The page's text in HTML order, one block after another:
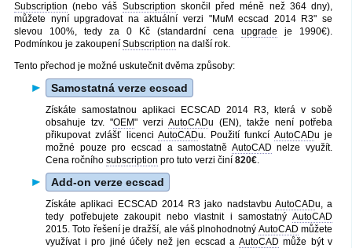
Subscription (nebo váš Subscription skončil před méně než 364 dny),
můžete nyní upgradovat na aktuální verzi "MuM ecscad 2014 R3" se
slevou 100%, tedy za 0 Kč (standardní cena upgrade je 1990€).
Podmínkou je zakoupení Subscription na další rok.
Tento přechod je možné uskutečnit dvěma způsoby:
Samostatná verze ecscad
Získáte samostatnou aplikaci ECSCAD 2014 R3, která v sobě
obsahuje tzv. "OEM" verzi AutoCADu (EN), takže není potřeba
přikupovat zvlášť licenci AutoCADu. Použití funkcí AutoCADu je
možné pouze pro ecscad a samostatně AutoCAD nelze využít.
Cena ročního subscription pro tuto verzi činí 820€.
Add-on verze ecscad
Získáte aplikaci ECSCAD 2014 R3 jako nadstavbu AutoCADu, a
tedy potřebujete zakoupit nebo vlastnit i samostatný AutoCAD
2015. Toto řešení je dražší, ale váš plnohodnotný AutoCAD můžete
využívat i pro jiné účely než jen ecscad a AutoCAD může být v